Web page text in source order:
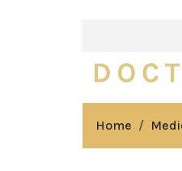
Home